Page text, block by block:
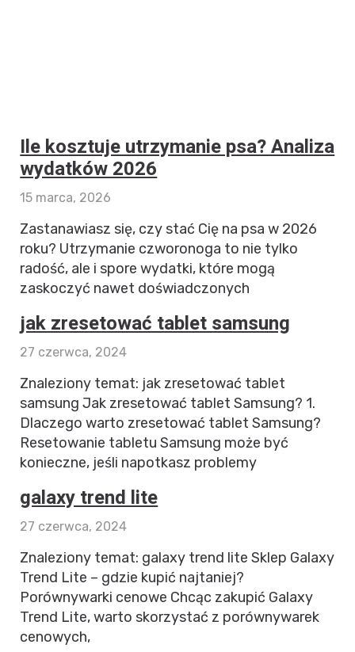
Ile kosztuje utrzymanie psa? Analiza
wydatków 2026
15 marca, 2026
Zastanawiasz się, czy stać Cię na psa w 2026
roku? Utrzymanie czworonoga to nie tylko
radość, ale i spore wydatki, które mogą
zaskoczyć nawet doświadczonych
jak zresetować tablet samsung
27 czerwca, 2024
Znaleziony temat: jak zresetować tablet
samsung Jak zresetować tablet Samsung? 1.
Dlaczego warto zresetować tablet Samsung?
Resetowanie tabletu Samsung może być
konieczne, jeśli napotkasz problemy
galaxy trend lite
27 czerwca, 2024
Znaleziony temat: galaxy trend lite Sklep Galaxy
Trend Lite – gdzie kupić najtaniej?
Porównywarki cenowe Chcąc zakupić Galaxy
Trend Lite, warto skorzystać z porównywarek
cenowych,